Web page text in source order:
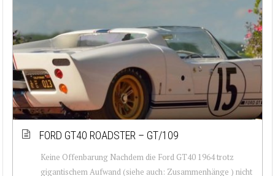
FORD GT40 ROADSTER – GT/109
Keine Offenbarung Nachdem die Ford GT40 1964 trotz
gigantischem Aufwand (siehe auch: Zusammenhänge ) nicht